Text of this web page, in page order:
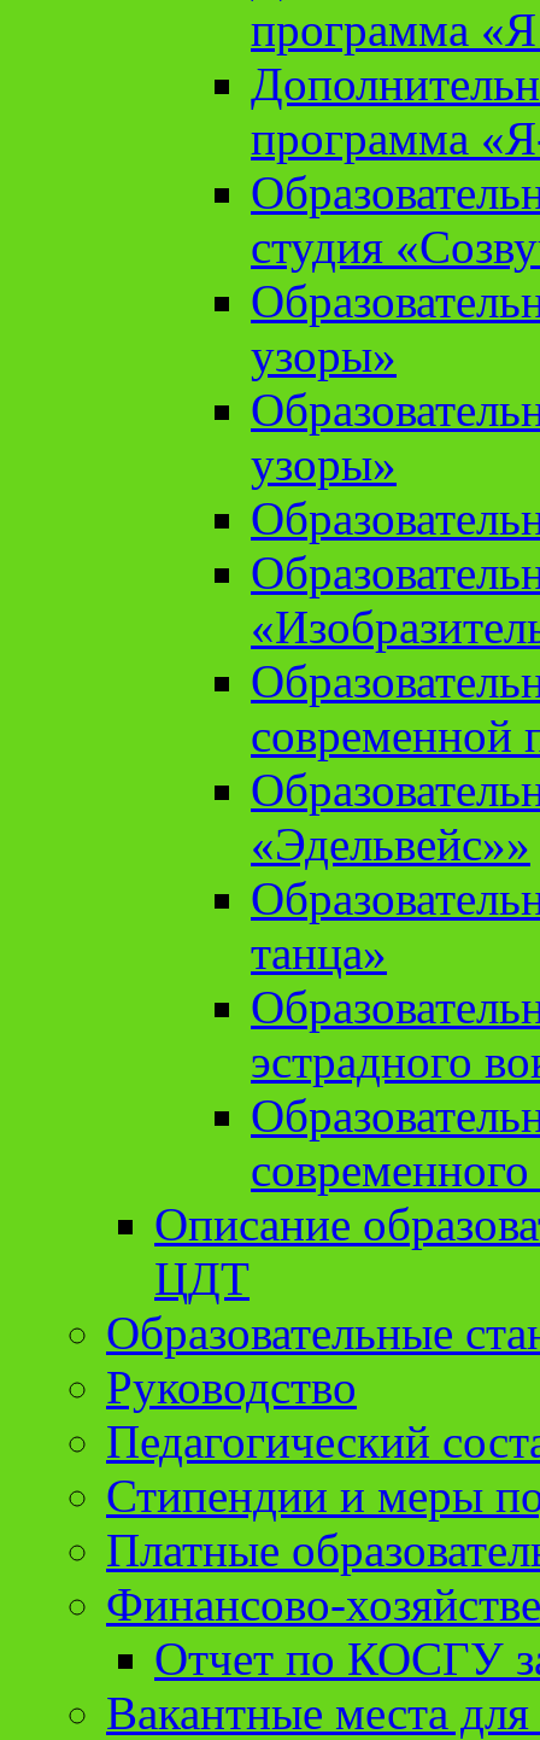
программа «Я
программа
студия
узоры»
узоры»
современной
«Эдельвейс»»
танца»
эстрадного
Описание
ЦДТ
Образовательные
Руководство
Педагогический
Стипендии и меры
Платные
Финансово-
Отчет по КОСГУ
Вакантные места